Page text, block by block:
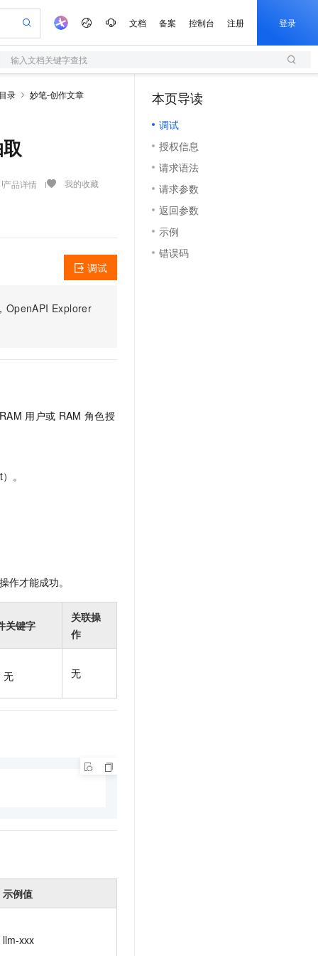
文档 备案 控制台 注册 登录
输入文档关键字查找
录
妙笔-创作文章
产品详情 我的收藏
OpenAPI Explorer
调试
RAM 用户或 RAM 角色授
。
作才能成功。
关键字
关联操
作
无 无
示例值
llm-xxx
本页导读
调试
授权信息
请求语法
请求参数
返回参数
示例
错误码
平台百炼
频生成 语音识别与合成
Qwen3-TTS-Flash
提取
从文本、图片、视频中提取结构化的属性信息
100%兼容MySQL、PostgreSQL，兼容Oracle，支持集中和分布式
网络安全防护产品
轻量应用服务器
数字证书管理服务（原SSL证书）
实现全站HTTPS，呈现可信的WEB访问
短信服务
大数据开发治理平台 DataWorks
V4-Pro
以可视化方式快速构建移动和 PC 门户网站
一句话生成原生可编辑精美 PPT 文稿
输入一句话想法, 轻松生成专业的 PPT
一键部署幻兽帕鲁游戏服务器
一键购买专属联机服务器，轻松开启游戏
漫剧工坊：一站式动画创作平台
快速生产连贯的高质量长漫剧
10 分钟搭建微信、支付宝小程序
高效部署网站，快速应用到小程序
，无忧落地极速上线
作，剧本、分镜、视频高效生成
AI 活动
AI 生产力先锋
先锋实践拓展 AI 生产力的边界
飞天发布时刻
所见，即是所愿
AI 实训营
从基础到进阶，Agent 创客手把手教你
创新加速
阿里云 OPC 创新助力计划
Token 补贴，五大权
益加速 OPC 成功
专业服务
公司注册
上云迁移
代维服务
计划 服务伙伴合作计划
Al MaaS 服务伙伴赋能合作
伙伴信用分合作计划
更多支持
合作伙伴培训与认证
查询合作伙伴
登录合作伙伴管理后台
开发者社区
镜像站
我要反馈
我要建议
加入我们
校园招聘